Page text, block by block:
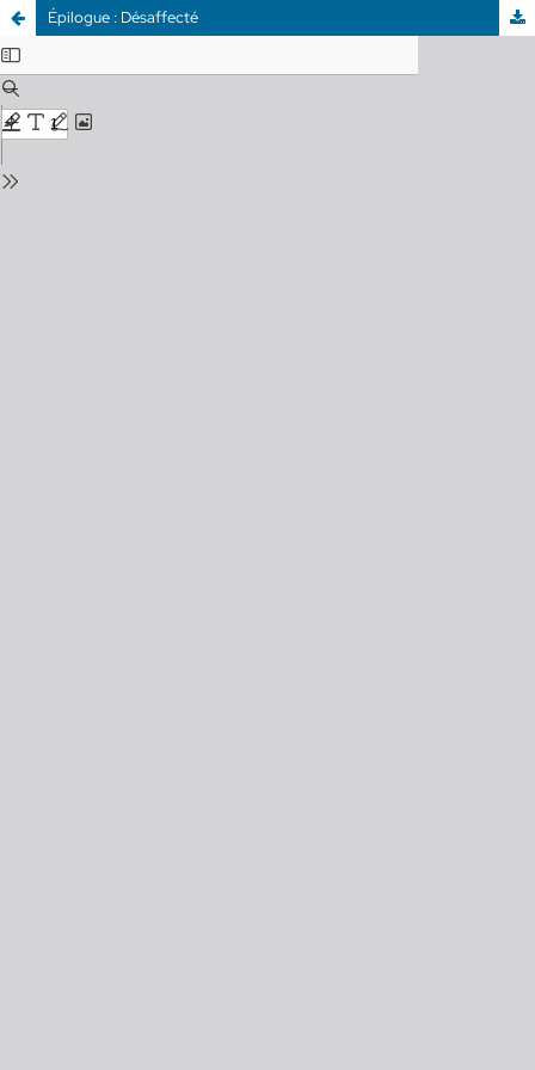
Épilogue : Désaffecté